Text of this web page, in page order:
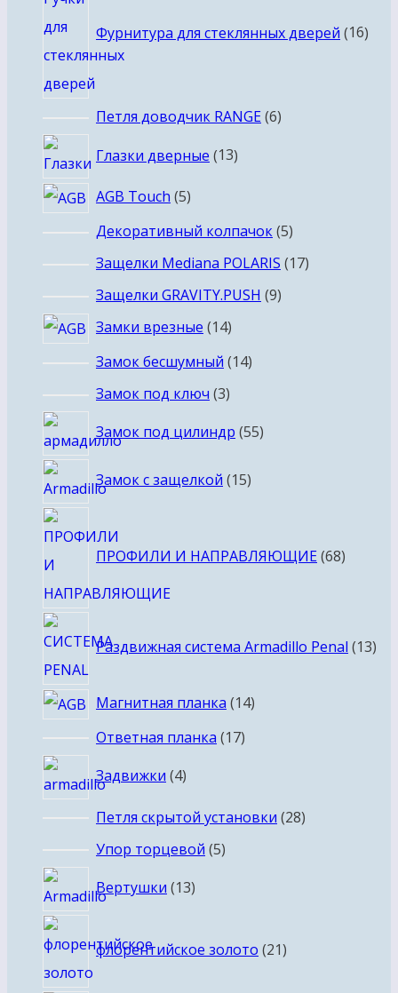
Фурнитура для стеклянных дверей 16
Петля доводчик RANGE 66
Глазки дверные 1313
AGB Touch 55
товаров
Декоративный колпачок 55
товаров
Защелки Mediana POLARIS 1717
Защелки GRAVITY.PUSH 99
Замки врезные 1414
товаров
Замок бесшумный 1414
Замок под ключ 33
Замок под цилиндр 5555
Замок с защелкой 1515
ПРОФИЛИ И НАПРАВЛЯЮЩИЕ 68
Раздвижная система Armadillo Penal 13
Магнитная планка 1414
Ответная планка 1717
Задвижки 44
Петля скрытой установки 2828
Упор торцевой 55
Вертушки 1313
флорентийское золото 21товар